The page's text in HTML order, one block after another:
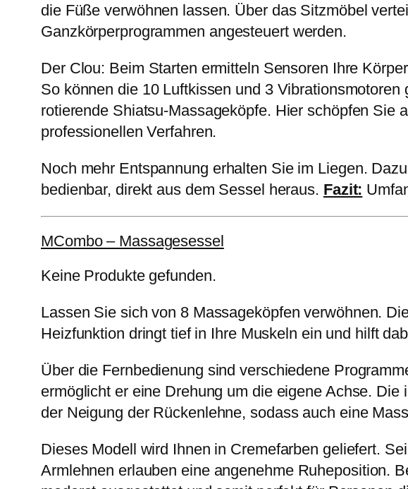
die Füße verwöhnen lassen. Über das Sitzmöbel
Ganzkörperprogrammen angesteuert werden.
Der Clou: Beim Starten ermitteln Sensoren Ihre
So können die 10 Luftkissen und 3
rotierende Shiatsu-Massageköpfe. Hier schöpfen Sie
professionellen Verfahren.
Noch mehr Entspannung erhalten Sie im Liegen.
bedienbar, direkt aus dem Sessel heraus. Fazit:
MCombo – Massagesessel
Keine Produkte gefunden.
Lassen Sie sich von 8 Massageköpfen verwöhnen.
Heizfunktion dringt tief in Ihre Muskeln ein und hilft
Über die Fernbedienung sind verschiedene
ermöglicht er eine Drehung um die eigene Achse.
der Neigung der Rückenlehne, sodass auch eine
Dieses Modell wird Ihnen in Cremefarben geliefert.
Armlehnen erlauben eine angenehme Ruheposition.